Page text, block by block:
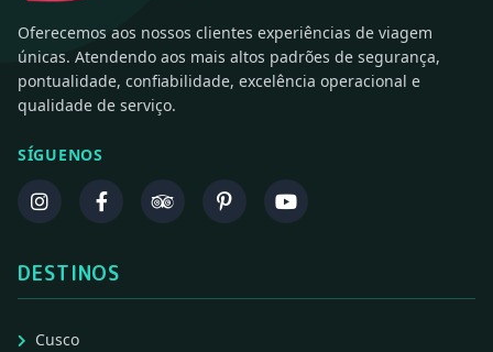
Oferecemos aos nossos clientes experiências de viagem
únicas. Atendendo aos mais altos padrões de segurança,
pontualidade, confiabilidade, excelência operacional e
qualidade de serviço.
SÍGUENOS
DESTINOS
Cusco